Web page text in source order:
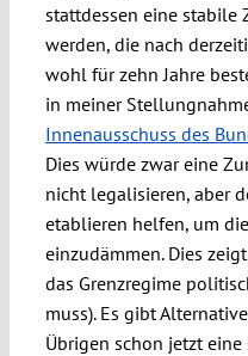
stattdessen eine
werden, die nach
wohl für zehn Jahre
in meiner
Innenausschuss des
Dies würde zwar eine
nicht legalisieren, aber
etablieren helfen, um
einzudämmen. Dies
das Grenzregime
muss). Es gibt
Übrigen schon jetzt